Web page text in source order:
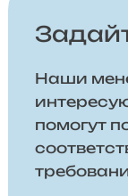
Наши
помогут